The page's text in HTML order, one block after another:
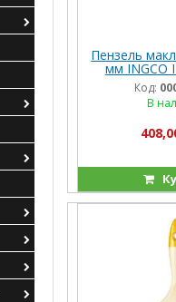
Пензель
мм INGCO
Код:
В